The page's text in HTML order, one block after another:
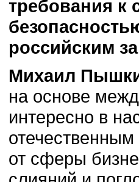
требования к
российским
Михаил
на основе
интересно в
от сферы